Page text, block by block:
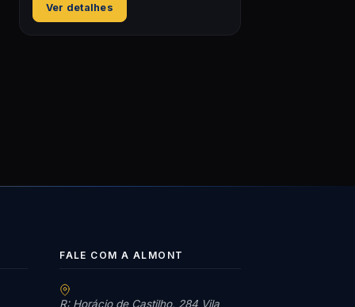
Ver detalhes
FALE COM A ALMONT
R: Horácio de Castilho, 284 Vila